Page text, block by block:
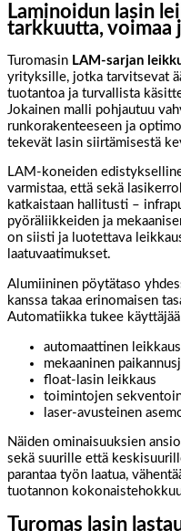
Laminoidun lasin
tarkkuutta, voimaa
Turomasin LAM-sarjan
yrityksille, jotka tarvitsevat
tuotantoa ja turvallista
Jokainen malli pohjautuu
runkorakenteeseen ja
tekevät lasin siirtämisestä
LAM-koneiden
varmistaa, että sekä
katkaistaan hallitusti –
pyöräliikkeiden ja
on siisti ja luotettava
laatuvaatimukset.
Alumiininen pöytätaso
kanssa takaa erinomaisen
Automatiikka tukee
automaattinen
mekaaninen
float-lasin leikkaus
toimintojen
laser-avusteinen
Näiden ominaisuuksien
sekä suurille että
parantaa työn laatua,
tuotannon
Turomas lasin